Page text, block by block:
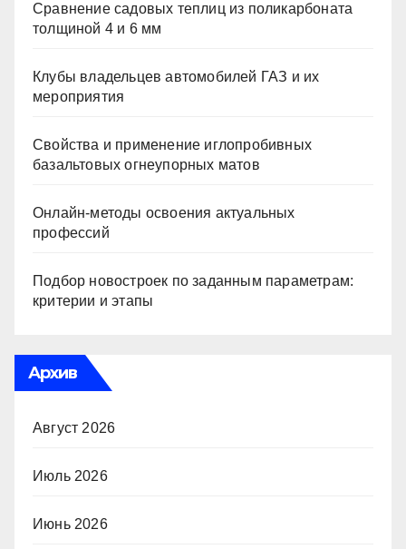
Сравнение садовых теплиц из поликарбоната
толщиной 4 и 6 мм
Клубы владельцев автомобилей ГАЗ и их
мероприятия
Свойства и применение иглопробивных
базальтовых огнеупорных матов
Онлайн-методы освоения актуальных
профессий
Подбор новостроек по заданным параметрам:
критерии и этапы
Архив
Август 2026
Июль 2026
Июнь 2026